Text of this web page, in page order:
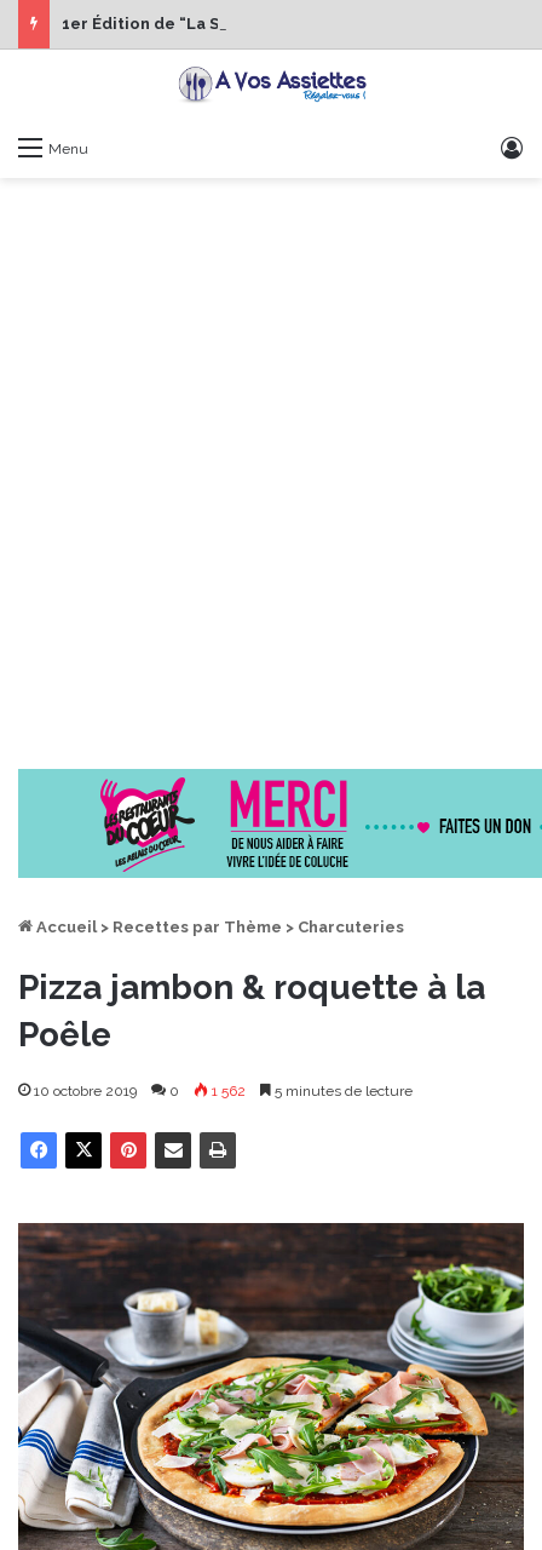
Menu
Accueil > Recettes par Thème > Charcuteries
Pizza jambon & roquette à la
Poêle
10 octobre 2019 0 1 562 5 minutes de lecture